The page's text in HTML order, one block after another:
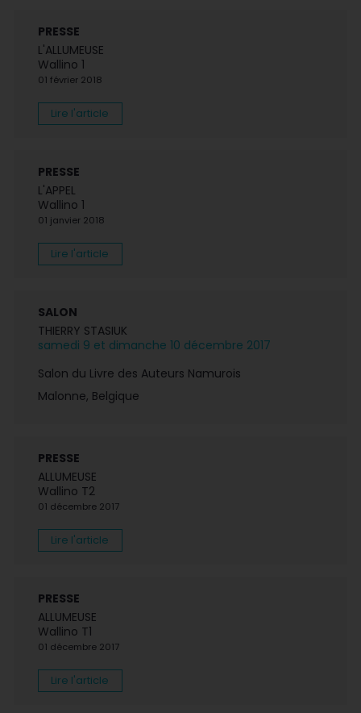
PRESSE
L'ALLUMEUSE
Wallino 1
01 février 2018
Lire l'article
PRESSE
L'APPEL
Wallino 1
01 janvier 2018
Lire l'article
SALON
THIERRY STASIUK
samedi 9 et dimanche 10 décembre 2017
Salon du Livre des Auteurs Namurois
Malonne, Belgique
PRESSE
ALLUMEUSE
Wallino T2
01 décembre 2017
Lire l'article
PRESSE
ALLUMEUSE
Wallino T1
01 décembre 2017
Lire l'article